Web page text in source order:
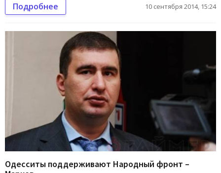
Подробнее 10 сентября 2014, 15:24
Одесситы поддерживают Народный фронт –